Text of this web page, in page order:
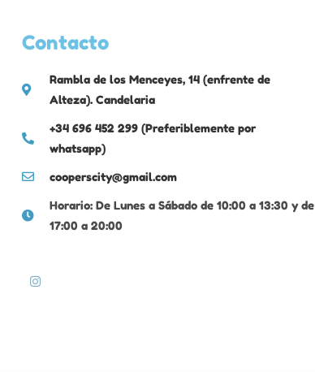
Contacto
Rambla de los Menceyes, 14 (enfrente de
Alteza). Candelaria
+34 696 452 299 (Preferiblemente por
whatsapp)
cooperscity@gmail.com
Horario: De Lunes a Sábado de 10:00 a 13:30 y de
17:00 a 20:00